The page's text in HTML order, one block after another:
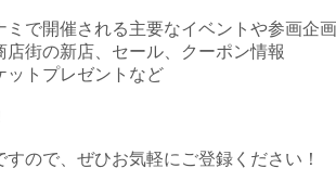
ミで開催される主要なイベントや参画企
店街の新店、セール、クーポン情報
ットプレゼントなど
すので、ぜひお気軽にご登録ください！